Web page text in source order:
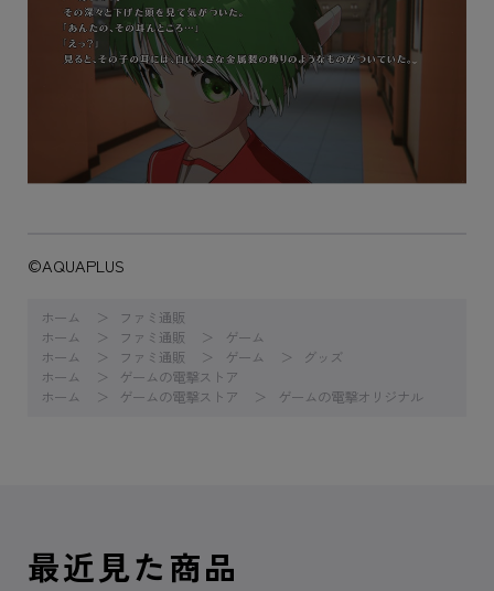
©AQUAPLUS
ホーム
ファミ通販
ホーム
ファミ通販
ゲーム
ホーム
ファミ通販 ゲーム
グッズ
ホーム
ゲームの電撃ストア
ホーム
ゲームの電撃ストア ゲームの電撃オリジナル
最近見た商品